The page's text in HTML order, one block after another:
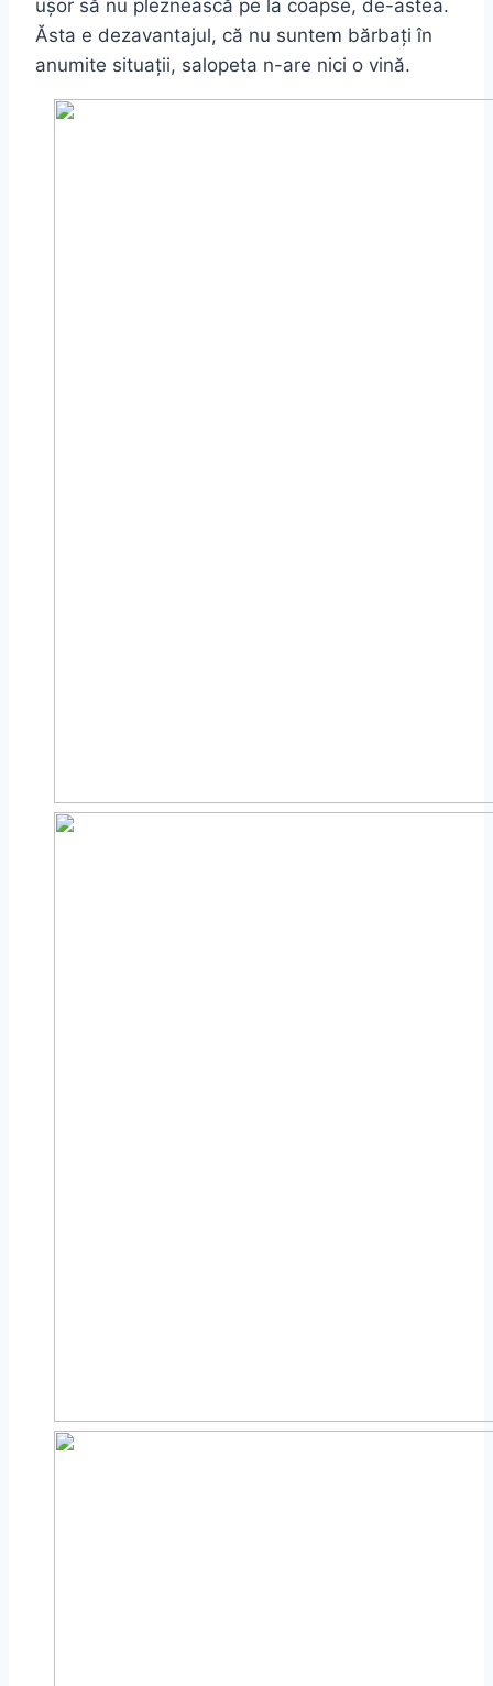
ușor să nu pleznească pe la coapse, de-astea.
Ăsta e dezavantajul, că nu suntem bărbați în
anumite situații, salopeta n-are nici o vină.